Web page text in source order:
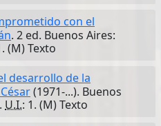
con el
. 2 ed. Buenos Aires:
(M) Texto
desarrollo de la
(1971-...). Buenos
U.I.: 1. (M) Texto